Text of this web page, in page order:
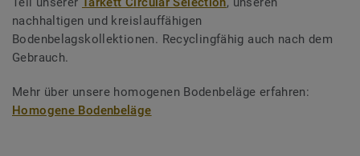
nachhaltigen und kreislauffähigen
Bodenbelagskollektionen. Recyclingfähig auch nach dem
Gebrauch.
Mehr über unsere homogenen Bodenbeläge erfahren:
Homogene Bodenbeläge